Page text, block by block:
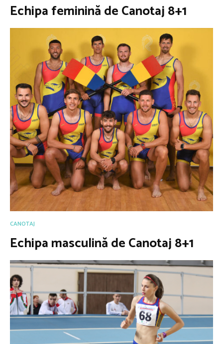
Echipa feminină de Canotaj 8+1
CANOTAJ
Echipa masculină de Canotaj 8+1